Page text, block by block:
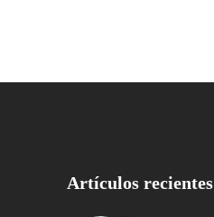
Artículos recientes